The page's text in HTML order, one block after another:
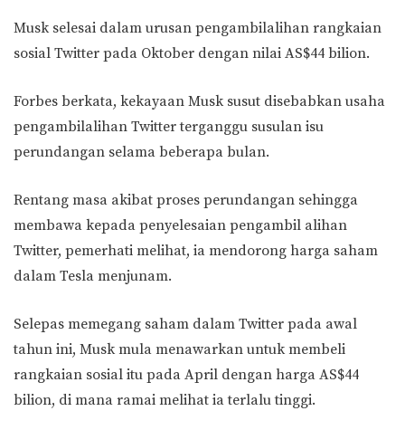
Musk selesai dalam urusan pengambilalihan rangkaian
sosial Twitter pada Oktober dengan nilai AS$44 bilion.
Forbes berkata, kekayaan Musk susut disebabkan usaha
pengambilalihan Twitter terganggu susulan isu
perundangan selama beberapa bulan.
Rentang masa akibat proses perundangan sehingga
membawa kepada penyelesaian pengambil alihan
Twitter, pemerhati melihat, ia mendorong harga saham
dalam Tesla menjunam.
Selepas memegang saham dalam Twitter pada awal
tahun ini, Musk mula menawarkan untuk membeli
rangkaian sosial itu pada April dengan harga AS$44
bilion, di mana ramai melihat ia terlalu tinggi.